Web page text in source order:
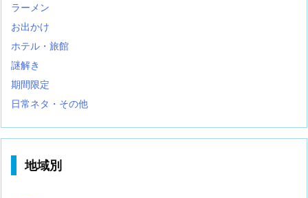
ラーメン
お出かけ
ホテル・旅館
謎解き
期間限定
日常ネタ・その他
地域別